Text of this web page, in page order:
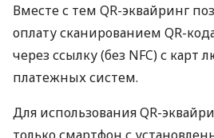
Вместе с тем QR-эквайринг
оплату сканированием QR-
через ссылку (без NFC) с карт
платежных систем.
Для использования QR-